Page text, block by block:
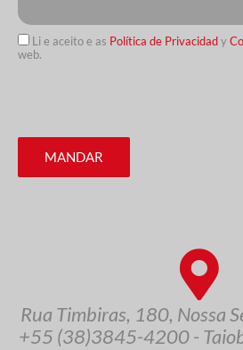
Li e aceito e as Política de Privacidady
web.
MANDAR
Rua Timbiras, 180, Nossa
+55 (38)3845-4200 -